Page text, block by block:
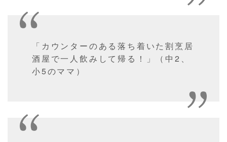
「カウンターのある落ち着いた割烹居
酒屋で一人飲みして帰る！」（中2、
小5のママ）